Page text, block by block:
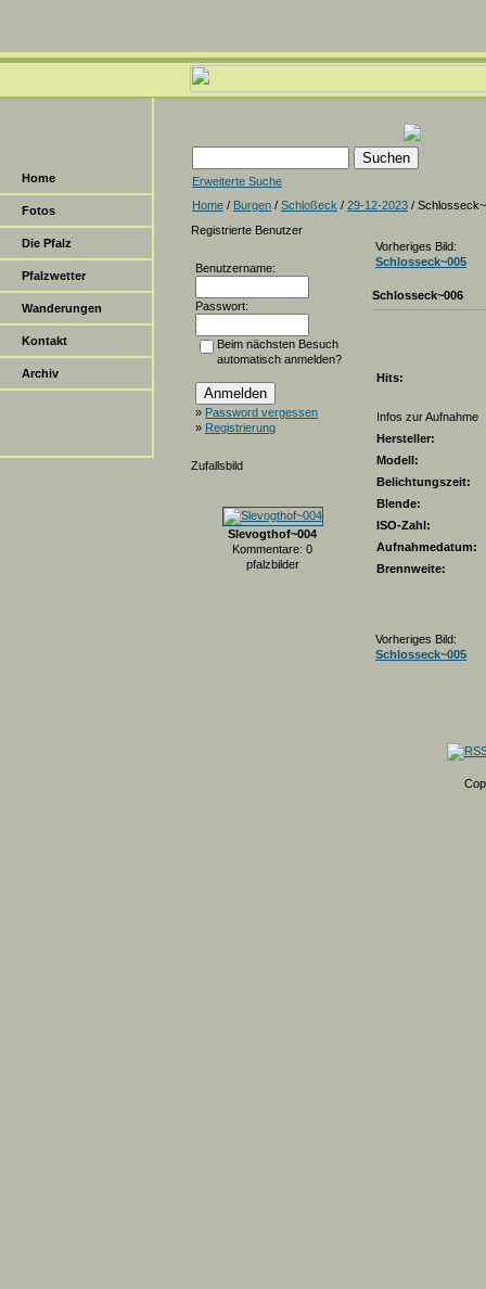
Home
Fotos
Die Pfalz
Pfalzwetter
Wanderungen
Kontakt
Archiv
Erweiterte Suche
Home / Burgen / Schloßeck / 29-12-2023 /
Registrierte Benutzer
Benutzername:
Passwort:
Beim nächsten Besuch
automatisch anmelden?
» Password vergessen
» Registrierung
Zufallsbild
Slevogthof~004
Kommentare: 0
pfalzbilder
Vorheriges Bild:
Schlosseck~005
Schlosseck~006
Hits:
Infos zur Aufnahme
Hersteller:
Modell:
Belichtungszeit:
Blende:
ISO-Zahl:
Aufnahmedatum:
Brennweite:
Vorheriges Bild:
Schlosseck~005